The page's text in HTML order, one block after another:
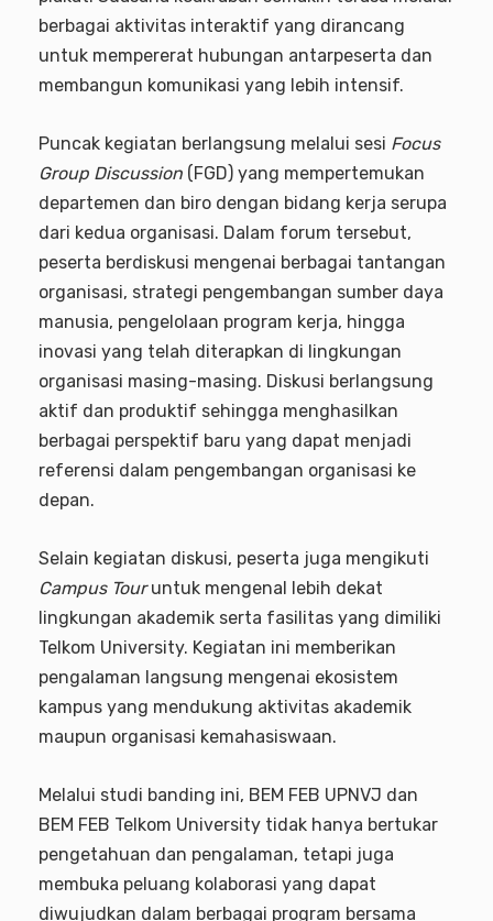
berbagai aktivitas interaktif yang dirancang
untuk mempererat hubungan antarpeserta dan
membangun komunikasi yang lebih intensif.
Puncak kegiatan berlangsung melalui sesi Focus
Group Discussion (FGD) yang mempertemukan
departemen dan biro dengan bidang kerja serupa
dari kedua organisasi. Dalam forum tersebut,
peserta berdiskusi mengenai berbagai tantangan
organisasi, strategi pengembangan sumber daya
manusia, pengelolaan program kerja, hingga
inovasi yang telah diterapkan di lingkungan
organisasi masing-masing. Diskusi berlangsung
aktif dan produktif sehingga menghasilkan
berbagai perspektif baru yang dapat menjadi
referensi dalam pengembangan organisasi ke
depan.
Selain kegiatan diskusi, peserta juga mengikuti
Campus Touruntuk mengenal lebih dekat
lingkungan akademik serta fasilitas yang dimiliki
Telkom University. Kegiatan ini memberikan
pengalaman langsung mengenai ekosistem
kampus yang mendukung aktivitas akademik
maupun organisasi kemahasiswaan.
Melalui studi banding ini, BEM FEB UPNVJ dan
BEM FEB Telkom University tidak hanya bertukar
pengetahuan dan pengalaman, tetapi juga
membuka peluang kolaborasi yang dapat
diwujudkan dalam berbagai program bersama